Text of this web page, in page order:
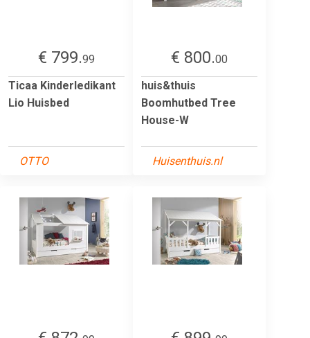
€ 799.99
Ticaa Kinderledikant
Lio Huisbed
OTTO
€ 800.00
huis&thuis
Boomhutbed Tree
House-W
Huisenthuis.nl